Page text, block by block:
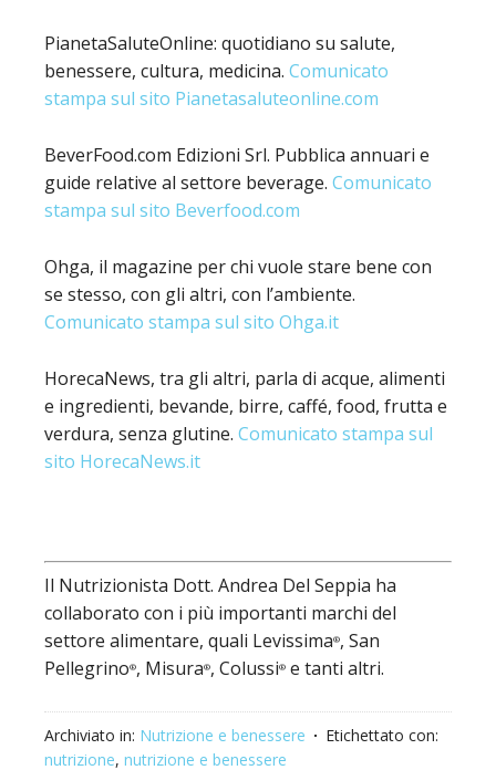
PianetaSaluteOnline: quotidiano su salute,
benessere, cultura, medicina. Comunicato
stampa sul sito Pianetasaluteonline.com
BeverFood.com Edizioni Srl. Pubblica annuari e
guide relative al settore beverage. Comunicato
stampa sul sito Beverfood.com
Ohga, il magazine per chi vuole stare bene con
se stesso, con gli altri, con l’ambiente.
Comunicato stampa sul sito Ohga.it
HorecaNews, tra gli altri, parla di acque, alimenti
e ingredienti, bevande, birre, caffé, food, frutta e
verdura, senza glutine. Comunicato stampa sul
sito HorecaNews.it
Il Nutrizionista Dott. Andrea Del Seppia ha
collaborato con i più importanti marchi del
settore alimentare, quali Levissima®, San
Pellegrino®, Misura®, Colussi® e tanti altri.
Archiviato in: Nutrizione e benessere
Etichettato con:
nutrizione, nutrizione e benessere